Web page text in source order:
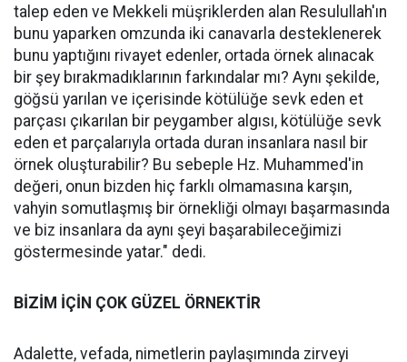
talep eden ve Mekkeli müşriklerden alan Resulullah'ın
bunu yaparken omzunda iki canavarla desteklenerek
bunu yaptığını rivayet edenler, ortada örnek alınacak
bir şey bırakmadıklarının farkındalar mı? Aynı şekilde,
göğsü yarılan ve içerisinde kötülüğe sevk eden et
parçası çıkarılan bir peygamber algısı, kötülüğe sevk
eden et parçalarıyla ortada duran insanlara nasıl bir
örnek oluşturabilir? Bu sebeple Hz. Muhammed'in
değeri, onun bizden hiç farklı olmamasına karşın,
vahyin somutlaşmış bir örnekliği olmayı başarmasında
ve biz insanlara da aynı şeyi başarabileceğimizi
göstermesinde yatar." dedi.
BİZİM İÇİN ÇOK GÜZEL ÖRNEKTİR
Adalette, vefada, nimetlerin paylaşımında zirveyi